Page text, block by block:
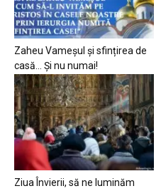
Zaheu Vameșul și sfințirea de
casă… Și nu numai!
Ziua Învierii, să ne luminăm